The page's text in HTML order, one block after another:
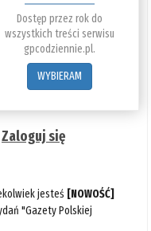
Dostęp przez rok do
wszystkich treści serwisu
gpcodziennie.pl.
WYBIERAM
Zaloguj się
jesteś [NOWOŚĆ]
"Gazety Polskiej